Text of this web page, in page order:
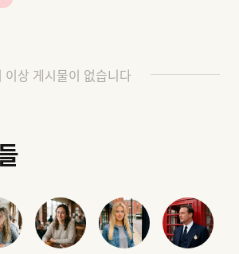
이상 게시물이 없습니다